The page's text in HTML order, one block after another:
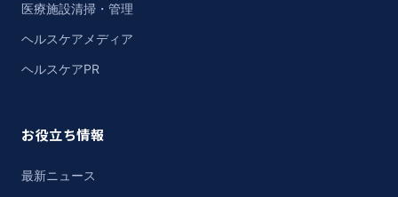
医療施設清掃・管理
ヘルスケアメディア
ヘルスケアPR
お役立ち情報
最新ニュース